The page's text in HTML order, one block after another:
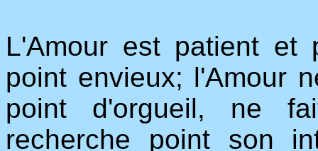
L'Amour est patient et
point envieux; l'Amour
point d'orgueil, ne
recherche point son